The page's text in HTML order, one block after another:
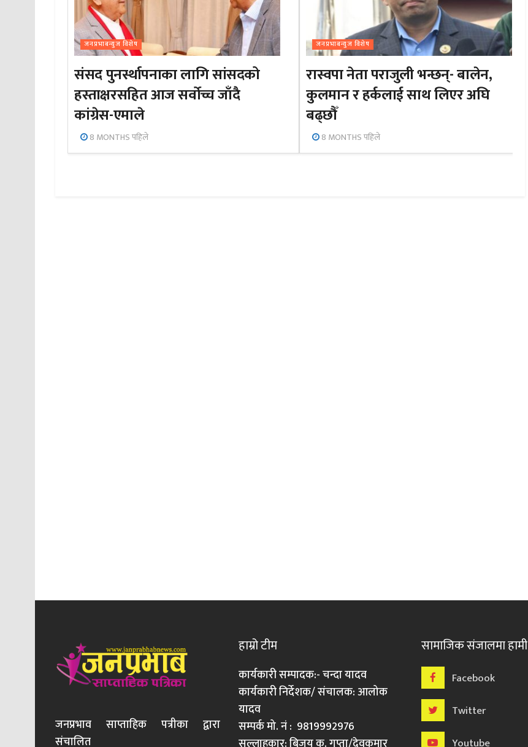
जनप्रभाबन्युज विशेष
संसद पुनर्स्थापनाका लागि सांसदको
हस्ताक्षरसहित आज सर्वोच्च जाँदै
कांग्रेस-एमाले
8 MONTHS पहिले
जनप्रभाबन्युज विशेष
रास्वपा नेता पराजुली भन्छन्- बालेन,
कुलमान र हर्कलाई साथ लिएर अघि
बढ्छौँ
8 MONTHS पहिले
जनप्रभाव साप्ताहिक पत्रीका द्वारा
संचालित
हाम्रो टीम
कार्यकारी सम्पादक:- चन्दा यादव
कार्यकारी निर्देशक/ संचालक: आलोक
यादव
सम्पर्क मो. नं : 9819992976
सामाजिक संजालमा हामी
Facebook
Twitter
Youtube